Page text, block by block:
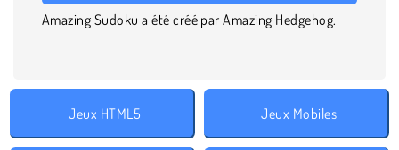
Amazing Sudoku a été créé par Amazing Hedgehog.
Jeux HTML5 Jeux Mobiles